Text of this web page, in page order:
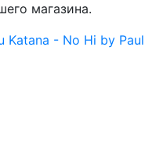
магазина.
Katana - No Hi by Paul